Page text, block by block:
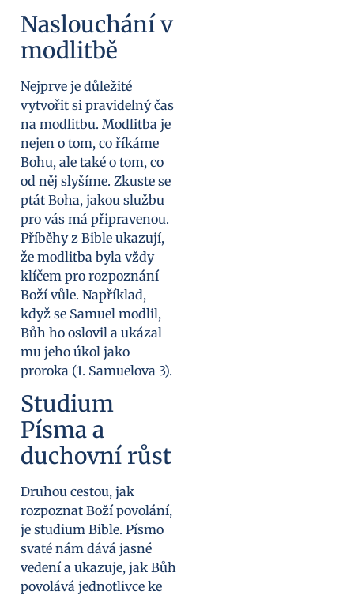
Naslouchání v
modlitbě
Nejprve je důležité
vytvořit si pravidelný čas
na modlitbu. Modlitba je
nejen o tom, co říkáme
Bohu, ale také o tom, co
od něj slyšíme. Zkuste se
ptát Boha, jakou službu
pro vás má připravenou.
Příběhy z Bible ukazují,
že modlitba byla vždy
klíčem pro rozpoznání
Boží vůle. Například,
když se Samuel modlil,
Bůh ho oslovil a ukázal
mu jeho úkol jako
proroka (1. Samuelova 3).
Studium
Písma a
duchovní růst
Druhou cestou, jak
rozpoznat Boží povolání,
je studium Bible. Písmo
svaté nám dává jasné
vedení a ukazuje, jak Bůh
povolává jednotlivce ke